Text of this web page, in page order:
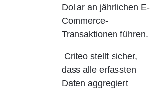
Dollar an jährlichen E-
Commerce-
Transaktionen führen.
Criteo stellt sicher,
dass alle erfassten
Daten aggregiert